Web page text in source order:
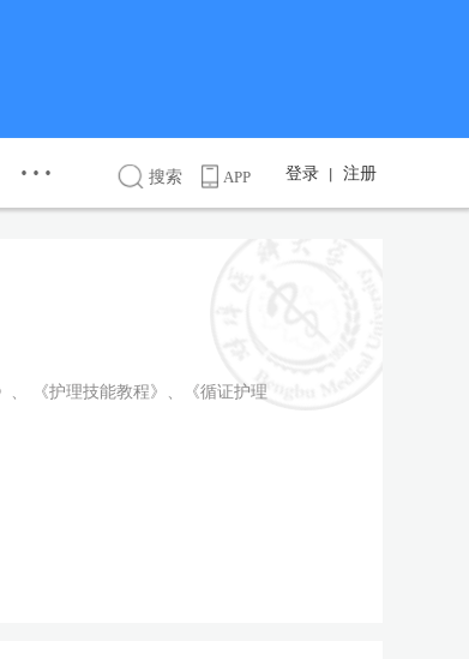
··· 搜索 APP 登录 注册
、 《护理技能教程》、《循证护理